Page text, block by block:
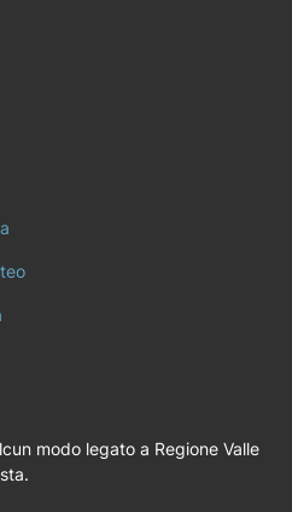
modo legato a Regione Valle